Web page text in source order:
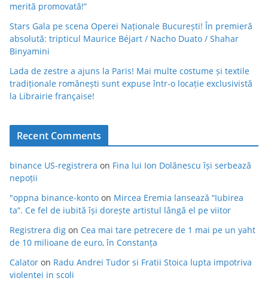
merită promovată!”
Stars Gala pe scena Operei Naționale București! În premieră
absolută: tripticul Maurice Béjart / Nacho Duato / Shahar
Binyamini
Lada de zestre a ajuns la Paris! Mai multe costume și textile
tradiționale românești sunt expuse într-o locație exclusivistă
la Librairie française!
Recent Comments
binance US-registrera on Fina lui Ion Dolănescu își serbează
nepoții
"oppna binance-konto on Mircea Eremia lansează “Iubirea
ta”. Ce fel de iubită își dorește artistul lângă el pe viitor
Registrera dig on Cea mai tare petrecere de 1 mai pe un yaht
de 10 milioane de euro, în Constanța
Calator on Radu Andrei Tudor si Fratii Stoica lupta impotriva
violentei in scoli